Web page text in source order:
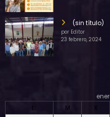
(sin título)
por Editor
23 febrero, 2024
L
M X